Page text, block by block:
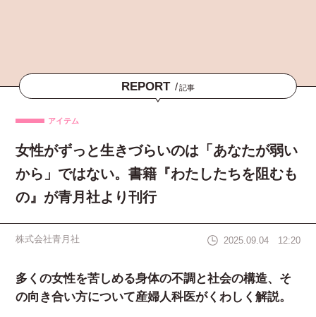
REPORT /記事
アイテム
女性がずっと生きづらいのは「あなたが弱い
から」ではない。書籍『わたしたちを阻むも
の』が青月社より刊行
株式会社青月社 2025.09.04 12:20
多くの女性を苦しめる身体の不調と社会の構造、そ
の向き合い方について産婦人科医がくわしく解説。